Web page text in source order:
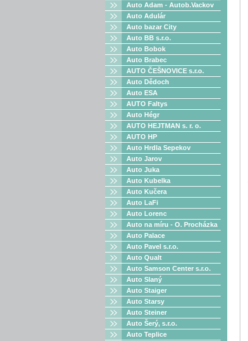
Auto Adam - Autob.Vackov
Auto Adulár
Auto bazar City
Auto BB s.r.o.
Auto Bobok
Auto Brabec
AUTO ČEŠNOVICE s.r.o.
Auto Dědoch
Auto ESA
AUTO Faltys
Auto Hégr
AUTO HEJTMAN s. r. o.
AUTO HP
Auto Hrdla Sepekov
Auto Jarov
Auto Juka
Auto Kubelka
Auto Kučera
Auto LaFi
Auto Lorenc
Auto na míru - O. Procházka
Auto Palace
Auto Pavel s.r.o.
Auto Qualt
Auto Samson Center s.r.o.
Auto Slaný
Auto Staiger
Auto Starsy
Auto Steiner
Auto Šerý, s.r.o.
Auto Teplice